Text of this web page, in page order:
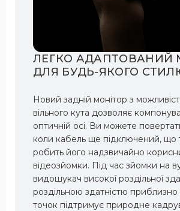
ЛЕГКО АДАПТОВАНИЙ
ДЛЯ БУДЬ-ЯКОГО
Новий задній монітор з
вільного кута дозволяє
оптичній осі. Ви можете
коли кабель ще підключений, що
робить його надзвичайно
відеозйомки. Під час зйомки на
видошукач високої роздільної
роздільною здатністю приблизно
точок підтримує природне